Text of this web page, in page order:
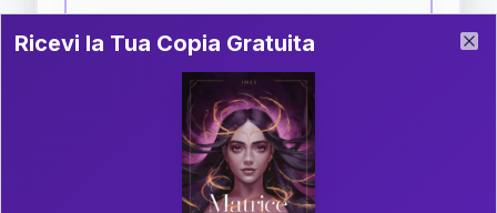
Guida completa di Coppia
Il libro è in fase di scrittura. Iscriviti alla newsletter
per ricevere aggiornamenti!
P.S. Interpretazione parziale
Ricevi la Tua Copia Gratuita del Libro
Ricevi la Tua Copia Gratuita